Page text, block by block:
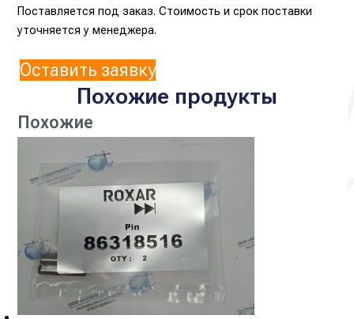
Поставляется под заказ. Стоимость и срок поставки
уточняется у менеджера.
Оставить заявку
Похожие продукты
Похожие